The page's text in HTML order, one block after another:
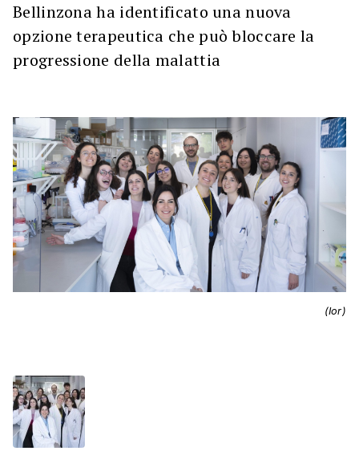
Bellinzona ha identificato una nuova
opzione terapeutica che può bloccare la
progressione della malattia
(Ior)